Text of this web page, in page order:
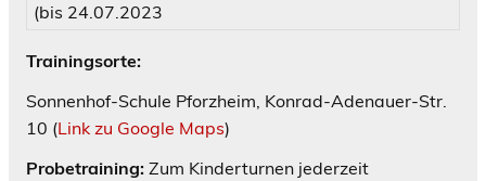
(bis 24.07.2023
Trainingsorte:
Sonnenhof-Schule Pforzheim, Konrad-Adenauer-Str.
10 (Link zu Google Maps)
Probetraining: Zum Kinderturnen jederzeit